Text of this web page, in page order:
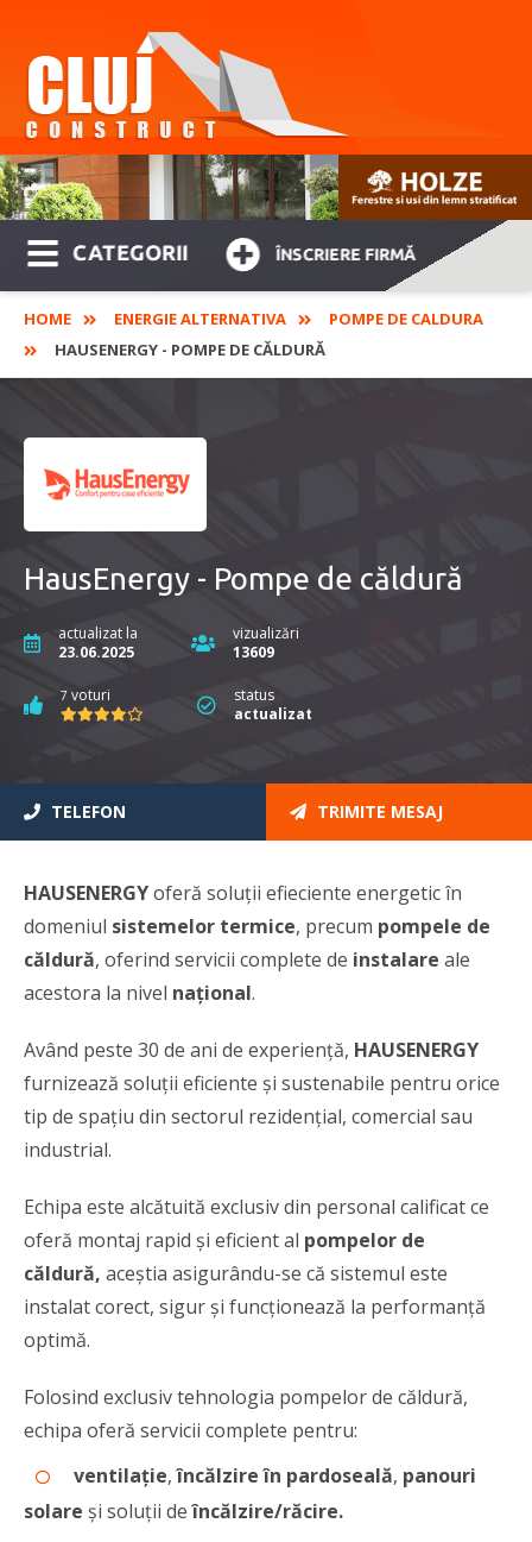
CATEGORII ÎNSCRIERE FIRMĂ
HOME ENERGIE ALTERNATIVA
POMPE DE CALDURA
HAUSENERGY - POMPE DE CĂLDURĂ
HausEnergy - Pompe de căldură
actualizat la
23.06.2025
vizualizări
13609
7 voturi
status
actualizat
TELEFON TRIMITE MESAJ
HAUSENERGYoferă soluții efieciente energetic în
domeniul sistemelor termice, precum pompele de
căldură, oferind servicii complete de instalare ale
acestora la nivel național.
Având peste 30 de ani de experiență, HAUSENERGY
furnizează soluții eficiente și sustenabile pentru orice
tip de spațiu din sectorul rezidențial, comercial sau
industrial.
Echipa este alcătuită exclusiv din personal calificat ce
oferă montaj rapid și eficient al pompelor de
căldură, aceștia asigurându-se că sistemul este
instalat corect, sigur și funcționează la performanță
optimă.
Folosind exclusiv tehnologia pompelor de căldură,
echipa oferă servicii complete pentru:
ventilație,încălzire în pardoseală, panouri
solare și soluții deîncălzire/răcire.